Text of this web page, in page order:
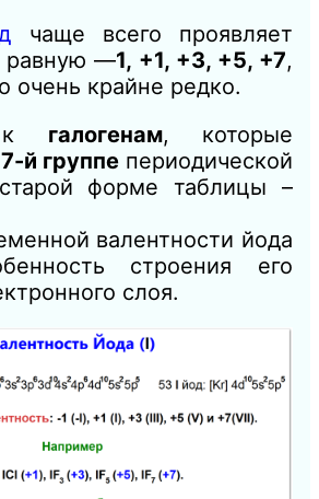
чаще всего проявляет
равную —1, +1, +3, +5, +7,
очень крайне редко.
к галогенам, которые
7-й группепериодической
форме таблицы –
валентности йода
строения его
слоя.